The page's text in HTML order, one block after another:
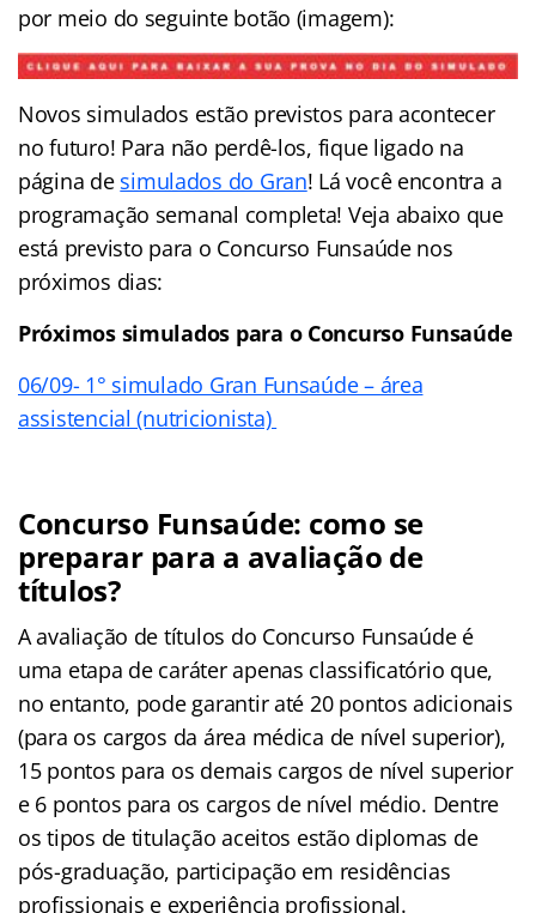
por meio do seguinte botão (imagem):
Novos simulados estão previstos para acontecer
no futuro! Para não perdê-los, fique ligado na
página de simulados do Gran! Lá você encontra a
programação semanal completa! Veja abaixo que
está previsto para o Concurso Funsaúde nos
próximos dias:
Próximos simulados para o Concurso Funsaúde
06/09- 1° simulado Gran Funsaúde – área
assistencial (nutricionista)
Concurso Funsaúde: como se
preparar para a avaliação de
títulos?
A avaliação de títulos do Concurso Funsaúde é
uma etapa de caráter apenas classificatório que,
no entanto, pode garantir até 20 pontos adicionais
(para os cargos da área médica de nível superior),
15 pontos para os demais cargos de nível superior
e 6 pontos para os cargos de nível médio. Dentre
os tipos de titulação aceitos estão diplomas de
pós-graduação, participação em residências
profissionais e experiência profissional.